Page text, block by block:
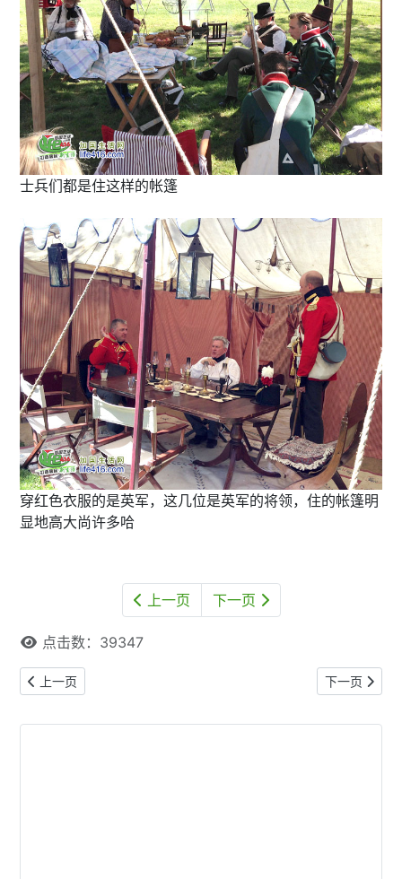
士兵们都是住这样的帐篷
穿红色衣服的是英军，这几位是英军的将领，住的帐篷明
显地高大尚许多哈
上一页 下一页
点击数：39347
上一篇文章: 多伦多国际龙舟节精彩瞬间（视频＋组图）
上一页 下一篇文章:
下一页